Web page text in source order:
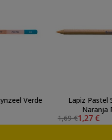
Verde
Lapiz Pastel
Naranja
1,69 €1,27 €